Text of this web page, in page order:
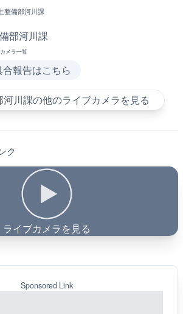
整備部河川課
部河川課
メラ一覧
報告はこちら
川課の他のライブカメラを見る
ク
ライブカメラを見る
Sponsored Link